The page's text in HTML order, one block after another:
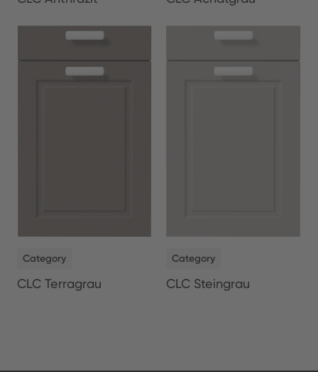
Category
CLC Terragrau
Category
CLC Steingrau